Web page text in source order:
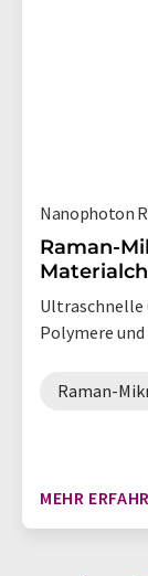
Nanophoton
Raman-
Ultraschnelle
Polymere
Raman-
MEHR